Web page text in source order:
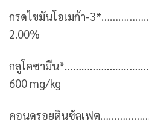
กรดไขมันโอเมก้า-
2.00%
กลูโคซามีน
600 mg/kg
คอนดรอยตินซัลเฟต